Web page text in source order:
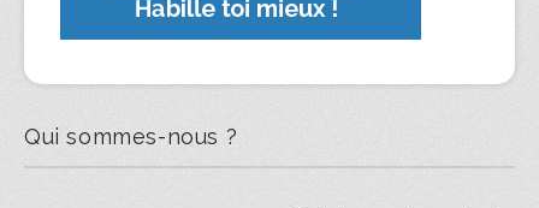
Qui sommes-nous ?